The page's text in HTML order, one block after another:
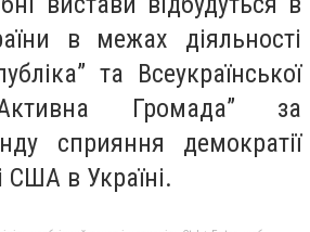
в межах діяльності
та Всеукраїнської
Громада” за
сприяння демократії
США в Україні.